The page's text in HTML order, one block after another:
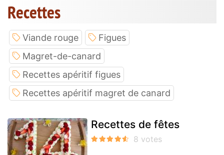
Recettes
Viande rouge
Figues
Magret-de-canard
Recettes apéritif figues
Recettes apéritif magret de canard
Recettes de fêtes